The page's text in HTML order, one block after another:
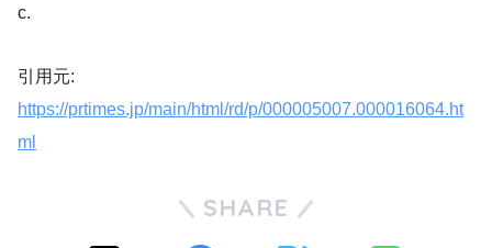
c.
引用元:
https://prtimes.jp/main/html/rd/p/000005007.000016064.ht
ml
SHARE